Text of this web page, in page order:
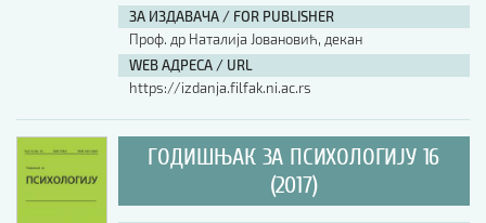
ЗА ИЗДАВАЧА / FOR PUBLISHER
Проф. др Наталија Јовановић, декан
WEB АДРЕСА / URL
https://izdanja.filfak.ni.ac.rs
ГОДИШЊАК ЗА ПСИХОЛОГИЈУ 16
(2017)